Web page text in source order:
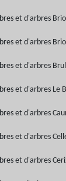
et d'arbres
et d'arbres
et d'arbres
et d'arbres Le
et d'arbres
et d'arbres
et d'arbres